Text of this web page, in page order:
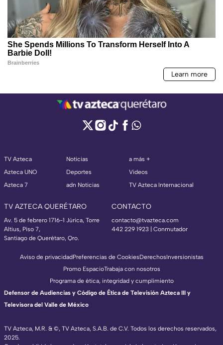
TV Azteca
Azteca UNO
Azteca 7
Noticias
Deportes
adn Noticias
a más +
Videos
TV Azteca Internacional
TV AZTECA QUERÉTARO
Av. 5 de febrero 1716-1 Júrica, Torre
Altius, Piso 7,
Santiago de Querétaro, Qro.
CONTACTO
contacto@tvazteca.com
442 229 1923 | Conmutador
TV Azteca, M.R. & ©, TV Azteca, S.A.B. de C.V. Todos los derechos reservados,
2025.
Aviso de privacidadPreferencias de CookiesDerechosInversionistas
Promo EspacioTrabaja con nosotros
Programa de ética, integridad y cumplimiento
Defensor de Audiencias y Código de Ética de Televisión Azteca III y
Televisora del Valle de México